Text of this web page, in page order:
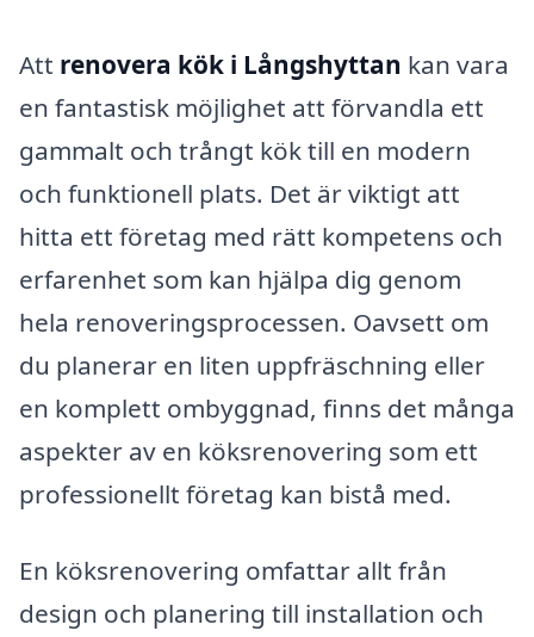
Att renovera kök i Långshyttan kan vara
en fantastisk möjlighet att förvandla ett
gammalt och trångt kök till en modern
och funktionell plats. Det är viktigt att
hitta ett företag med rätt kompetens och
erfarenhet som kan hjälpa dig genom
hela renoveringsprocessen. Oavsett om
du planerar en liten uppfräschning eller
en komplett ombyggnad, finns det många
aspekter av en köksrenovering som ett
professionellt företag kan bistå med.
En köksrenovering omfattar allt från
design och planering till installation och